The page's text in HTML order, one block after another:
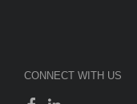
CONNECT WITH US